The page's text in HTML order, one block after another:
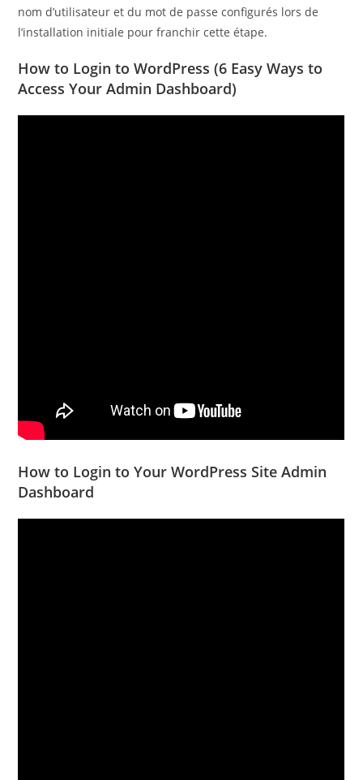
nom d’utilisateur et du mot de passe configurés lors de
l’installation initiale pour franchir cette étape.
How to Login to WordPress (6 Easy Ways to
Access Your Admin Dashboard)
How to Login to Your WordPress Site Admin
Dashboard